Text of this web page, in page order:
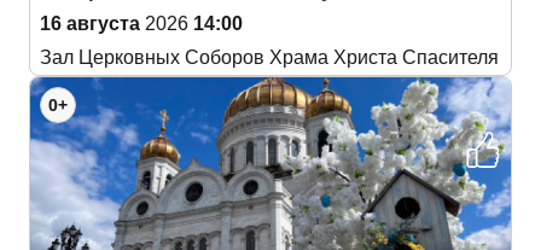
16 августа 2026 14:00
Зал Церковных Соборов Храма Христа Спасителя
0+